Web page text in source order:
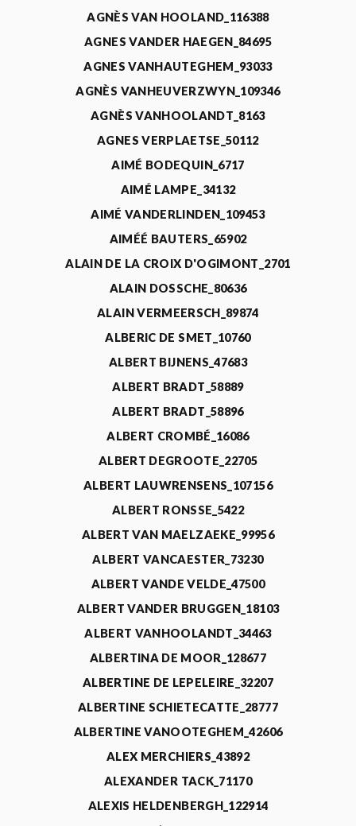
AGNÈS VAN HOOLAND_116388
AGNES VANDER HAEGEN_84695
AGNES VANHAUTEGHEM_93033
AGNÈS VANHEUVERZWYN_109346
AGNÈS VANHOOLANDT_8163
AGNES VERPLAETSE_50112
AIMÉ BODEQUIN_6717
AIMÉ LAMPE_34132
AIMÉ VANDERLINDEN_109453
AIMÉÉ BAUTERS_65902
ALAIN DE LA CROIX D'OGIMONT_2701
ALAIN DOSSCHE_80636
ALAIN VERMEERSCH_89874
ALBERIC DE SMET_10760
ALBERT BIJNENS_47683
ALBERT BRADT_58889
ALBERT BRADT_58896
ALBERT CROMBÉ_16086
ALBERT DEGROOTE_22705
ALBERT LAUWRENSENS_107156
ALBERT RONSSE_5422
ALBERT VAN MAELZAEKE_99956
ALBERT VANCAESTER_73230
ALBERT VANDE VELDE_47500
ALBERT VANDER BRUGGEN_18103
ALBERT VANHOOLANDT_34463
ALBERTINA DE MOOR_128677
ALBERTINE DE LEPELEIRE_32207
ALBERTINE SCHIETECATTE_28777
ALBERTINE VANOOTEGHEM_42606
ALEX MERCHIERS_43892
ALEXANDER TACK_71170
ALEXIS HELDENBERGH_122914